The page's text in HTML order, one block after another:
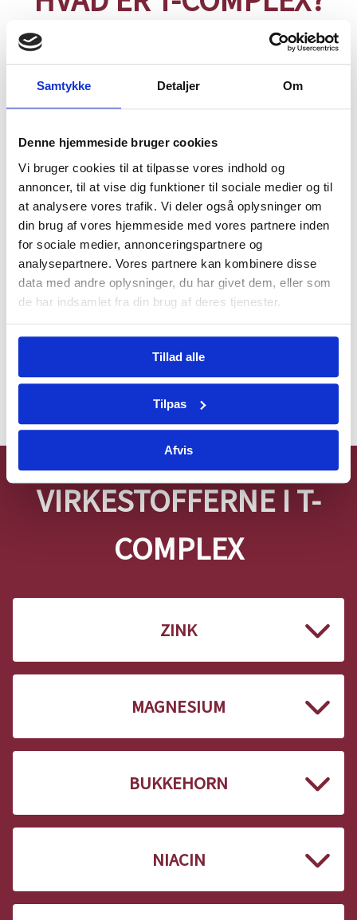
Samtykke Detaljer Om
Denne hjemmeside bruger cookies
Vi bruger cookies til at tilpasse vores indhold og
annoncer, til at vise dig funktioner til sociale medier og til
at analysere vores trafik. Vi deler også oplysninger om
din brug af vores hjemmeside med vores partnere inden
for sociale medier, annonceringspartnere og
analysepartnere. Vores partnere kan kombinere disse
data med andre oplysninger, du har givet dem, eller som
de har indsamlet fra din brug af deres tjenester.
Tillad alle
Tilpas
Afvis
T-Complex er et kosttilskud udviklet til energi,
PRØV NU
VIRKESTOFFERNE I T-
COMPLEX
ZINK
MAGNESIUM
BUKKEHORN
NIACIN